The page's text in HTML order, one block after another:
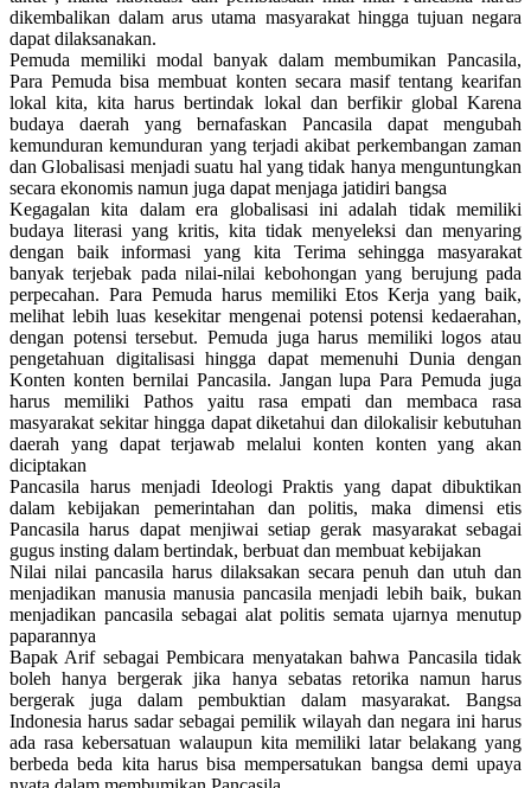
dikembalikan dalam arus utama masyarakat hingga tujuan negara
dapat dilaksanakan.
Pemuda memiliki modal banyak dalam membumikan Pancasila,
Para Pemuda bisa membuat konten secara masif tentang kearifan
lokal kita, kita harus bertindak lokal dan berfikir global Karena
budaya daerah yang bernafaskan Pancasila dapat mengubah
kemunduran kemunduran yang terjadi akibat perkembangan zaman
dan Globalisasi menjadi suatu hal yang tidak hanya menguntungkan
secara ekonomis namun juga dapat menjaga jatidiri bangsa
Kegagalan kita dalam era globalisasi ini adalah tidak memiliki
budaya literasi yang kritis, kita tidak menyeleksi dan menyaring
dengan baik informasi yang kita Terima sehingga masyarakat
banyak terjebak pada nilai-nilai kebohongan yang berujung pada
perpecahan. Para Pemuda harus memiliki Etos Kerja yang baik,
melihat lebih luas kesekitar mengenai potensi potensi kedaerahan,
dengan potensi tersebut. Pemuda juga harus memiliki logos atau
pengetahuan digitalisasi hingga dapat memenuhi Dunia dengan
Konten konten bernilai Pancasila. Jangan lupa Para Pemuda juga
harus memiliki Pathos yaitu rasa empati dan membaca rasa
masyarakat sekitar hingga dapat diketahui dan dilokalisir kebutuhan
daerah yang dapat terjawab melalui konten konten yang akan
diciptakan
Pancasila harus menjadi Ideologi Praktis yang dapat dibuktikan
dalam kebijakan pemerintahan dan politis, maka dimensi etis
Pancasila harus dapat menjiwai setiap gerak masyarakat sebagai
gugus insting dalam bertindak, berbuat dan membuat kebijakan
Nilai nilai pancasila harus dilaksakan secara penuh dan utuh dan
menjadikan manusia manusia pancasila menjadi lebih baik, bukan
menjadikan pancasila sebagai alat politis semata ujarnya menutup
paparannya
Bapak Arif sebagai Pembicara menyatakan bahwa Pancasila tidak
boleh hanya bergerak jika hanya sebatas retorika namun harus
bergerak juga dalam pembuktian dalam masyarakat. Bangsa
Indonesia harus sadar sebagai pemilik wilayah dan negara ini harus
ada rasa kebersatuan walaupun kita memiliki latar belakang yang
berbeda beda kita harus bisa mempersatukan bangsa demi upaya